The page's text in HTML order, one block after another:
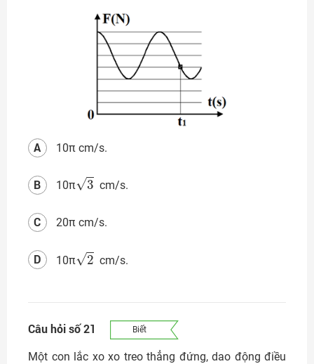
10π cm/s.
A
10π cm/s.
B
20π cm/s.
C
10π cm/s.
D
Câu hỏi số 21 Biết
Một con lắc xo xo treo thẳng đứng, dao động điều